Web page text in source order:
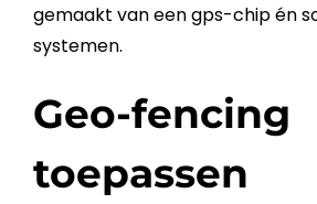
gemaakt van een gps-chip én
systemen.
Geo-fencing
toepassen